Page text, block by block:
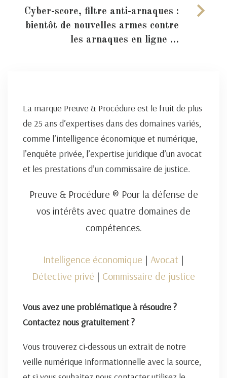
Cyber-score, filtre anti-arnaques :
bientôt de nouvelles armes contre
les arnaques en ligne …
La marque Preuve & Procédure est le fruit de plus
de 25 ans d’expertises dans des domaines variés,
comme l’intelligence économique et numérique,
l’enquête privée, l’expertise juridique d’un avocat
et les prestations d’un commissaire de justice.
Preuve & Procédure ® Pour la défense de
vos intérêts avec quatre domaines de
compétences.
Intelligence économique | Avocat |
Détective privé | Commissaire de justice
Vous avez une problématique à résoudre ?
Contactez nous gratuitement ?
Vous trouverez ci-dessous un extrait de notre
veille numérique informationnelle avec la source,